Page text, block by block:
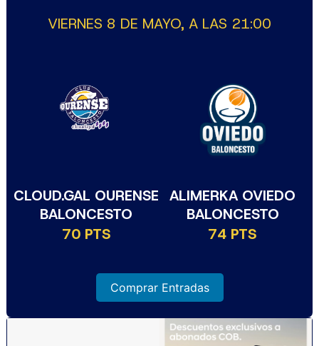
VIERNES 8 DE MAYO, A LAS 21:00
CLOUD.GAL OURENSE
BALONCESTO
70 PTS
ALIMERKA OVIEDO
BALONCESTO
74 PTS
Comprar Entradas